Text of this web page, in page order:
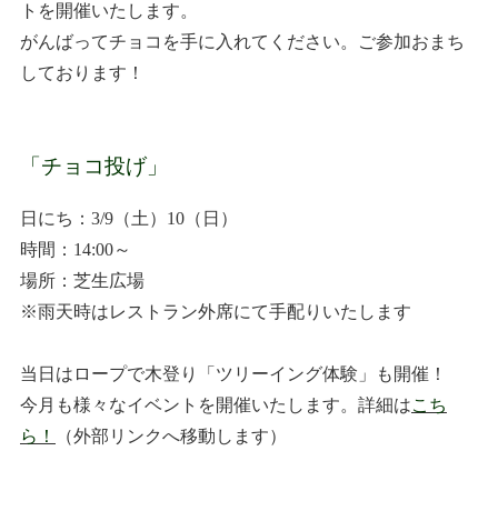
トを開催いたします。
がんばってチョコを手に入れてください。ご参加おまち
しております！
「チョコ投げ」
日にち：3/9（土）10（日）
時間：14:00～
場所：芝生広場
※雨天時はレストラン外席にて手配りいたします
当日はロープで木登り「ツリーイング体験」も開催！
今月も様々なイベントを開催いたします。詳細はこち
ら！
（外部リンクへ移動します）